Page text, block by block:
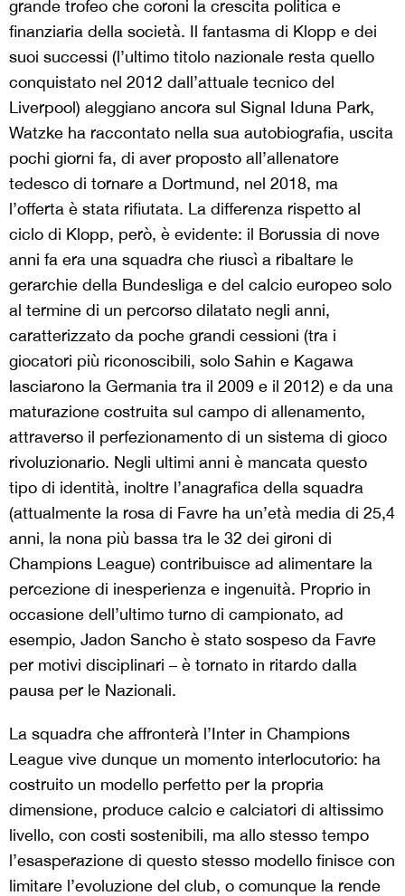
grande trofeo che coroni la crescita politica e
finanziaria della società. Il fantasma di Klopp e dei
suoi successi (l’ultimo titolo nazionale resta quello
conquistato nel 2012 dall’attuale tecnico del
Liverpool) aleggiano ancora sul Signal Iduna Park,
Watzke ha raccontato nella sua autobiografia, uscita
pochi giorni fa, di aver proposto all’allenatore
tedesco di tornare a Dortmund, nel 2018, ma
l’offerta è stata rifiutata. La differenza rispetto al
ciclo di Klopp, però, è evidente: il Borussia di nove
anni fa era una squadra che riuscì a ribaltare le
gerarchie della Bundesliga e del calcio europeo solo
al termine di un percorso dilatato negli anni,
caratterizzato da poche grandi cessioni (tra i
giocatori più riconoscibili, solo Sahin e Kagawa
lasciarono la Germania tra il 2009 e il 2012) e da una
maturazione costruita sul campo di allenamento,
attraverso il perfezionamento di un sistema di gioco
rivoluzionario. Negli ultimi anni è mancata questo
tipo di identità, inoltre l’anagrafica della squadra
(attualmente la rosa di Favre ha un’età media di 25,4
anni, la nona più bassa tra le 32 dei gironi di
Champions League) contribuisce ad alimentare la
percezione di inesperienza e ingenuità. Proprio in
occasione dell’ultimo turno di campionato, ad
esempio, Jadon Sancho è stato sospeso da Favre
per motivi disciplinari – è tornato in ritardo dalla
pausa per le Nazionali.
La squadra che affronterà l’Inter in Champions
League vive dunque un momento interlocutorio: ha
costruito un modello perfetto per la propria
dimensione, produce calcio e calciatori di altissimo
livello, con costi sostenibili, ma allo stesso tempo
l’esasperazione di questo stesso modello finisce con
limitare l’evoluzione del club, o comunque la rende